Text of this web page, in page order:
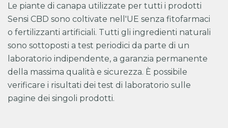
Le piante di canapa utilizzate per tutti i prodotti
Sensi CBD sono coltivate nell'UE senza fitofarmaci
o fertilizzanti artificiali. Tutti gli ingredienti naturali
sono sottoposti a test periodici da parte di un
laboratorio indipendente, a garanzia permanente
della massima qualità e sicurezza. È possibile
verificare i risultati dei test di laboratorio sulle
pagine dei singoli prodotti.